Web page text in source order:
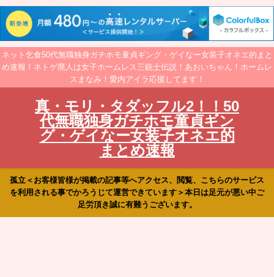
ネット乞食50代無職独身ガチホモ童貞ギング・ゲイなー女装子オネエ的まと
め速報！ネトゲ廃人は女子ホームレス三銃士伝説！あおいちゃん！ホームレ
スまなみ！愛内アイラ応援してます！
真・モリ・タダッフル2！！50
代無職独身ガチホモ童貞ギン
グ・ゲイなー女装子オネエ的
まとめ速報
孤立＜お客様皆様が掲載の記事等へアクセス、閲覧、こちらのサービス
を利用される事でかろうじて運営できています＞本日は足元が悪い中ご
足労頂き誠に有難うございます。